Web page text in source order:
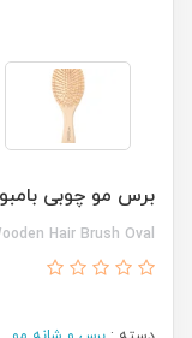
برس مو چوبی
Hair Brush Oval